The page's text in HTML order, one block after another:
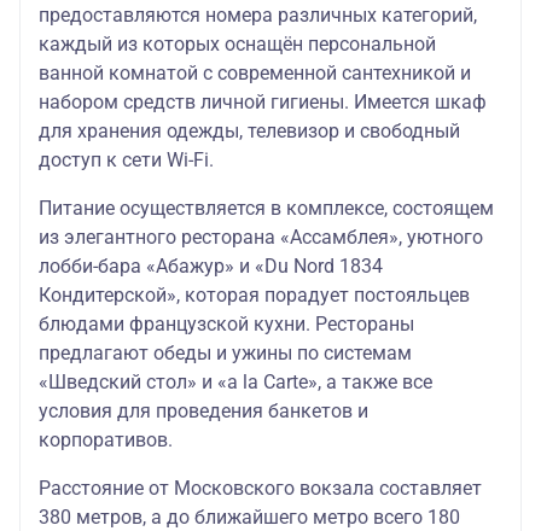
предоставляются номера различных категорий,
каждый из которых оснащён персональной
ванной комнатой с современной сантехникой и
набором средств личной гигиены. Имеется шкаф
для хранения одежды, телевизор и свободный
доступ к сети Wi-Fi.
Питание осуществляется в комплексе, состоящем
из элегантного ресторана «Ассамблея», уютного
лобби-бара «Абажур» и «Du Nord 1834
Кондитерской», которая порадует постояльцев
блюдами французской кухни. Рестораны
предлагают обеды и ужины по системам
«Шведский стол» и «a la Carte», а также все
условия для проведения банкетов и
корпоративов.
Расстояние от Московского вокзала составляет
380 метров, а до ближайшего метро всего 180